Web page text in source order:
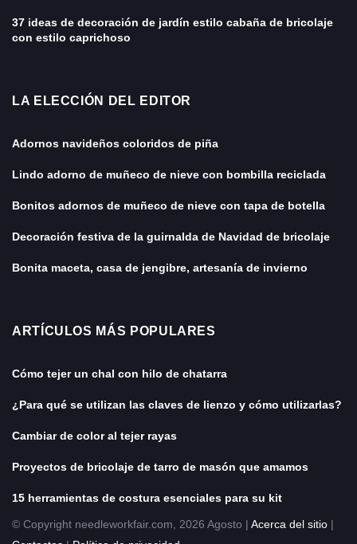
37 ideas de decoración de jardín estilo cabaña de bricolaje
con estilo caprichoso
LA ELECCIÓN DEL EDITOR
Adornos navideños coloridos de piña
Lindo adorno de muñeco de nieve con bombilla reciclada
Bonitos adornos de muñeco de nieve con tapa de botella
Decoración festiva de la guirnalda de Navidad de bricolaje
Bonita maceta, casa de jengibre, artesanía de invierno
ARTÍCULOS MÁS POPULARES
Cómo tejer un chal con hilo de chatarra
¿Para qué se utilizan las claves de lienzo y cómo utilizarlas?
Cambiar de color al tejer rayas
Proyectos de bricolaje de tarro de masón que amamos
15 herramientas de costura esenciales para su kit
© Copyright needleworkfair.com, 2026 Agosto | Acerca del sitio |